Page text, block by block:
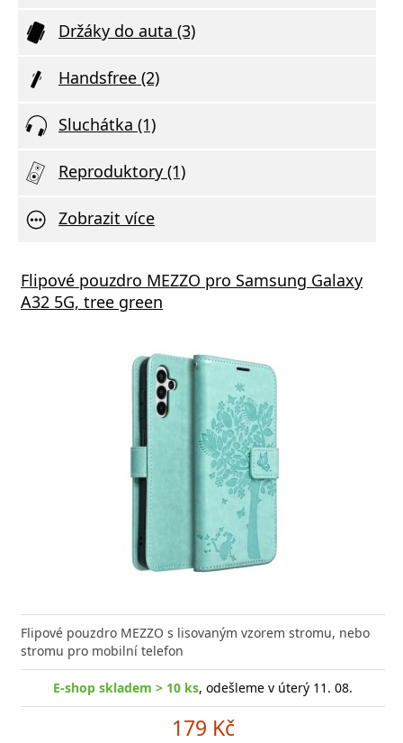
Držáky do auta (3)
Handsfree (2)
Sluchátka (1)
Reproduktory (1)
Zobrazit více
Flipové pouzdro MEZZO pro Samsung Galaxy
A32 5G, tree green
Flipové pouzdro MEZZO s lisovaným vzorem stromu, nebo
stromu pro mobilní telefon
E-shop skladem > 10 ks, odešleme v úterý 11. 08.
179 Kč
sklo 5D pro Samsung Galaxy A32 5G
plné lepení, černá
to nejlepší pro Váš telefon Samsung
5G (SM-A326), dopřejte
skladem > 10 ks, odešleme v pondělí 10. 08. , nyní
skladem na1 prodejně